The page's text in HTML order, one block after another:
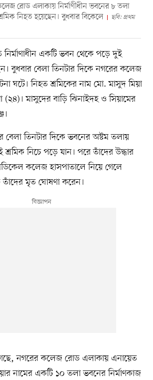
রোড এলাকায় নির্মাণীধীন ভবনের ৮ তলা
নিহত হয়েছেন। বুধবার বিকেলে
ছবি: প্রথম
একটি ভবন থেকে পড়ে দুই
বুধবার বেলা তিনটার দিকে নগরের কলেজ
ঘটে। নিহত শ্রমিকের নাম মো. মাসুদ মিয়া
(২৪)। মাসুদের বাড়ি ঝিনাইদহ ও সিয়ামের
বেলা তিনটার দিকে ভবনের অষ্টম তলায়
নিচে পড়ে যান। পরে তাঁদের উদ্ধার
কলেজ হাসপাতালে নিয়ে গেলে
তাঁদের মৃত ঘোষণা করেন।
গেছে, নগরের কলেজ রোড এলাকায় এনায়েত
নামের একটি ১০ তলা ভবনের নির্মাণকাজ